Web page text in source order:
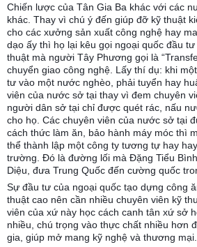
Chiến lược của Tân Gia Ba khác với các
khác. Thay vì chú ý đến giúp đỡ kỹ thuật
cho các xưởng sản xuất công nghệ hay
dạo ấy thì họ lại kêu gọi ngoại quốc đầu
thuật mà người Tây Phương gọi là
chuyển giao công nghệ. Lấy thí dụ: khi
tư vào một nước nghèo, phải tuyển hay
viên của nước sở tại thay vì đem chuyên
người dân sở tại chỉ được quét rác, nấu
cho họ. Các chuyên viên của nước sở tại
cách thức làm ăn, bảo hành máy móc thì
thể thành lập một công ty tương tự hay
trường. Đó là đường lối mà Đặng Tiểu
Diệu, đưa Trung Quốc đến cường quốc
Sự đầu tư của ngoại quốc tạo dựng công
thuật cao nên cần nhiều chuyên viên kỹ
viên của xứ này học cách canh tân xứ sở
nhiều, chú trọng vào thực chất nhiều hơn
gia, giúp mở mang kỹ nghệ và thương mại.